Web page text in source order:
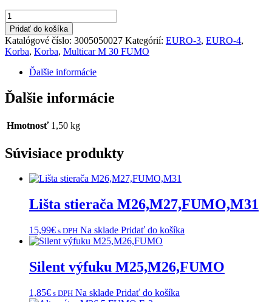
množstvo
Karhák
s
pružinou
FUMO
Pridať do košíka
Katalógové číslo: 3005050027 Kategórií: EURO-3, EURO-4,
Korba, Korba, Multicar M 30 FUMO
Ďalšie informácie
Ďalšie informácie
Hmotnosť 1,50 kg
Súvisiace produkty
Lišta stierača M26,M27,FUMO,M31
15,99€ s DPH Na sklade Pridať do košíka
Silent výfuku M25,M26,FUMO
1,85€ s DPH Na sklade Pridať do košíka